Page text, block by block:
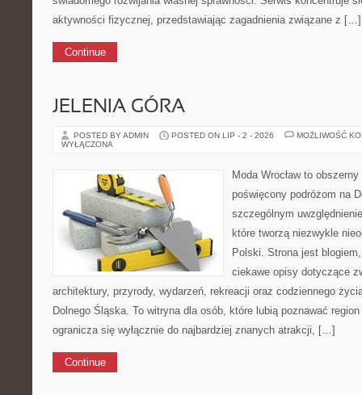
aktywności fizycznej, przedstawiając zagadnienia związane z […]
Continue
JELENIA GÓRA
POSTED BY ADMIN POSTED ON LIP - 2 - 2026
MOŻLIWOŚĆ
WYŁĄCZONA
Moda Wrocław to
poświęcony podróżom na
szczególnym
które tworzą niezwykle
Polski. Strona jest
ciekawe opisy dotyczące
architektury, przyrody, wydarzeń, rekreacji oraz codziennego
Dolnego Śląska. To witryna dla osób, które lubią poznawać region
ogranicza się wyłącznie do najbardziej znanych atrakcji, […]
Continue